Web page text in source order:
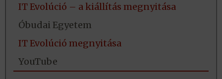
IT Evolúció – a kiállítás megnyitása
Óbudai Egyetem
IT Evolúció megnyitása
YouTube